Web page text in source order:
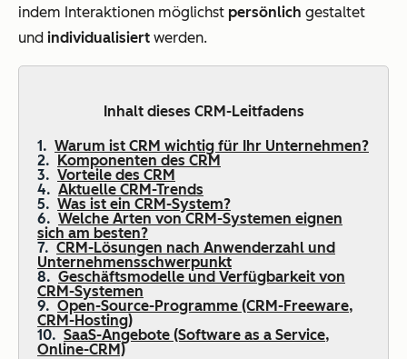
indem Interaktionen möglichst persönlich gestaltet
und individualisiert werden.
Inhalt dieses CRM-Leitfadens
Warum ist CRM wichtig für Ihr Unternehmen?
Komponenten des CRM
Vorteile des CRM
Aktuelle CRM-Trends
Was ist ein CRM-System?
Welche Arten von CRM-Systemen eignen
sich am besten?
CRM-Lösungen nach Anwenderzahl und
Unternehmensschwerpunkt
Geschäftsmodelle und Verfügbarkeit von
CRM-Systemen
Open-Source-Programme (CRM-Freeware,
CRM-Hosting)
SaaS-Angebote (Software as a Service,
Online-CRM)